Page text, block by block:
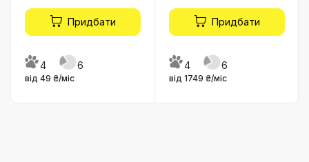
Придбати
4 6
від 49 ₴/міс
Придбати
4 6
від 1749 ₴/міс